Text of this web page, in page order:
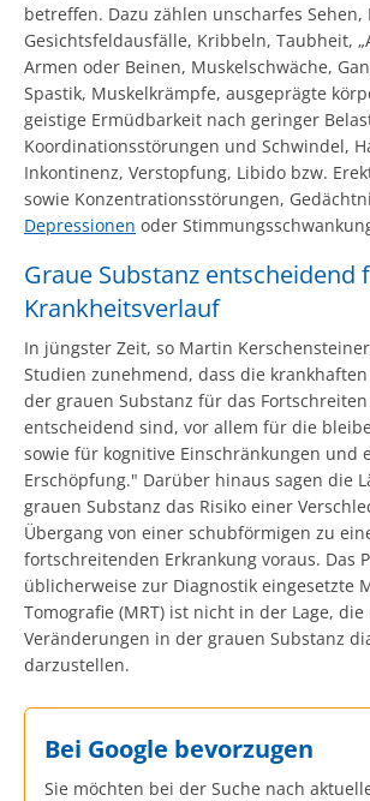
betreffen. Dazu zählen unscharfes
Gesichtsfeldausfälle, Kribbeln, Taubheit,
Armen oder Beinen, Muskelschwäche,
Spastik, Muskelkrämpfe, ausgeprägte
geistige Ermüdbarkeit nach geringer
Koordinationsstörungen und Schwindel,
Inkontinenz, Verstopfung, Libido bzw.
sowie Konzentrationsstörungen,
Depressionen oder
Graue Substanz entscheidend
Krankheitsverlauf
In jüngster Zeit, so Martin
Studien zunehmend, dass die
der grauen Substanz für das
entscheidend sind, vor allem für die
sowie für kognitive Einschränkungen und
Erschöpfung." Darüber hinaus sagen die
grauen Substanz das Risiko einer
Übergang von einer schubförmigen zu
fortschreitenden Erkrankung voraus. Das
üblicherweise zur Diagnostik eingesetzte
Tomografie (MRT) ist nicht in der Lage, die
Veränderungen in der grauen Substanz
darzustellen.
Bei Google bevorzugen
Sie möchten bei der Suche nach